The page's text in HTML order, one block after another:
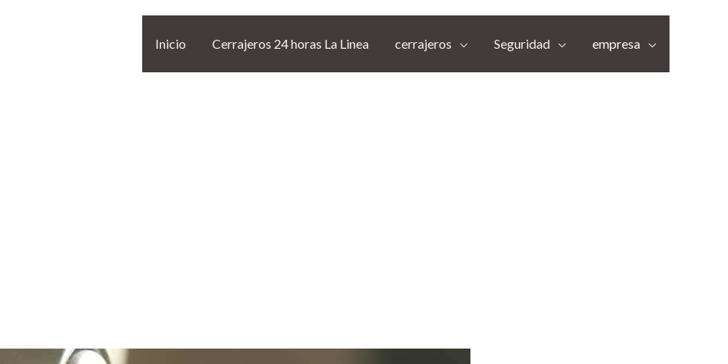
Inicio Cerrajeros 24 horas La Linea cerrajeros Seguridad empresa